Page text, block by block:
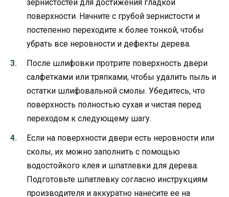
зернистостей для достижения гладкой
поверхности. Начните с грубой зернистости и
постепенно переходите к более тонкой, чтобы
убрать все неровности и дефекты дерева.
После шлифовки протрите поверхность двери
салфетками или тряпками, чтобы удалить пыль и
остатки шлифовальной смолы. Убедитесь, что
поверхность полностью сухая и чистая перед
переходом к следующему шагу.
Если на поверхности двери есть неровности или
сколы, их можно заполнить с помощью
водостойкого клея и шпатлевки для дерева.
Подготовьте шпатлевку согласно инструкциям
производителя и аккуратно нанесите ее на